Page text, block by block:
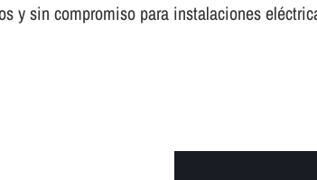
y sin compromiso para instalaciones